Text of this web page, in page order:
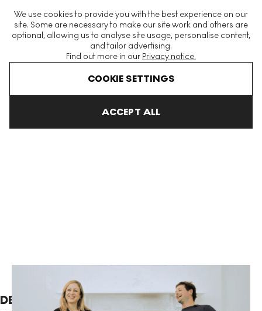
We use cookies to provide you with the best experience on our
site. Some are necessary to make our site work and others are
optional, allowing us to analyse site usage, personalise content,
and tailor advertising.
Find out more in our Privacy notice.
COOKIE SETTINGS
ACCEPT ALL
The World's Largest Modern & Contemporary Prints & Editions
Platform
DEMANDEZ UNE ESTIMATION GRATUITE ET